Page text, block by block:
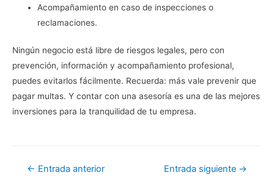
Acompañamiento en caso de inspecciones o
reclamaciones.
Ningún negocio está libre de riesgos legales, pero con
prevención, información y acompañamiento profesional,
puedes evitarlos fácilmente. Recuerda: más vale prevenir que
pagar multas. Y contar con una asesoría es una de las mejores
inversiones para la tranquilidad de tu empresa.
Navegación
← Entrada anterior Entrada siguiente →